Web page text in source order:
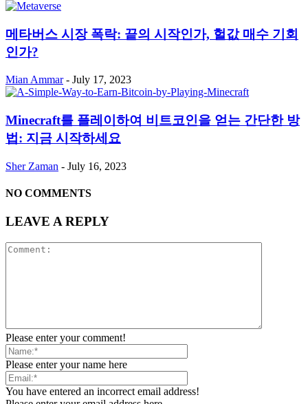
메타버스 시장 폭락: 끝의 시작인가, 헐값 매수 기회
인가?
Mian Ammar - July 17, 2023
Minecraft를 플레이하여 비트코인을 얻는 간단한 방
법: 지금 시작하세요
Sher Zaman - July 16, 2023
NO COMMENTS
LEAVE A REPLY
Please enter your comment!
Please enter your name here
You have entered an incorrect email address!